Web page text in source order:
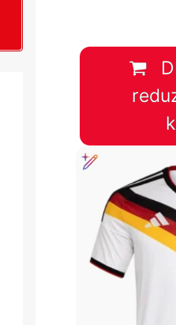
&
&